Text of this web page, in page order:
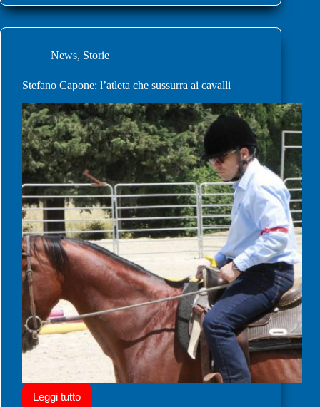
News, Storie
Stefano Capone: l’atleta che sussurra ai cavalli
Leggi tutto